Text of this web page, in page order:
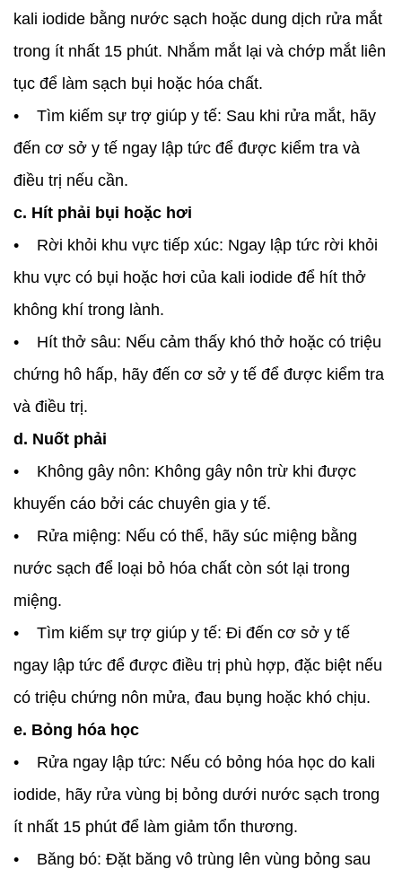
kali iodide bằng nước sạch hoặc dung dịch rửa mắt
trong ít nhất 15 phút. Nhắm mắt lại và chớp mắt liên
tục để làm sạch bụi hoặc hóa chất.
• Tìm kiếm sự trợ giúp y tế: Sau khi rửa mắt, hãy
đến cơ sở y tế ngay lập tức để được kiểm tra và
điều trị nếu cần.
c. Hít phải bụi hoặc hơi
• Rời khỏi khu vực tiếp xúc: Ngay lập tức rời khỏi
khu vực có bụi hoặc hơi của kali iodide để hít thở
không khí trong lành.
• Hít thở sâu: Nếu cảm thấy khó thở hoặc có triệu
chứng hô hấp, hãy đến cơ sở y tế để được kiểm tra
và điều trị.
d. Nuốt phải
• Không gây nôn: Không gây nôn trừ khi được
khuyến cáo bởi các chuyên gia y tế.
• Rửa miệng: Nếu có thể, hãy súc miệng bằng
nước sạch để loại bỏ hóa chất còn sót lại trong
miệng.
• Tìm kiếm sự trợ giúp y tế: Đi đến cơ sở y tế
ngay lập tức để được điều trị phù hợp, đặc biệt nếu
có triệu chứng nôn mửa, đau bụng hoặc khó chịu.
e. Bỏng hóa học
• Rửa ngay lập tức: Nếu có bỏng hóa học do kali
iodide, hãy rửa vùng bị bỏng dưới nước sạch trong
ít nhất 15 phút để làm giảm tổn thương.
• Băng bó: Đặt băng vô trùng lên vùng bỏng sau